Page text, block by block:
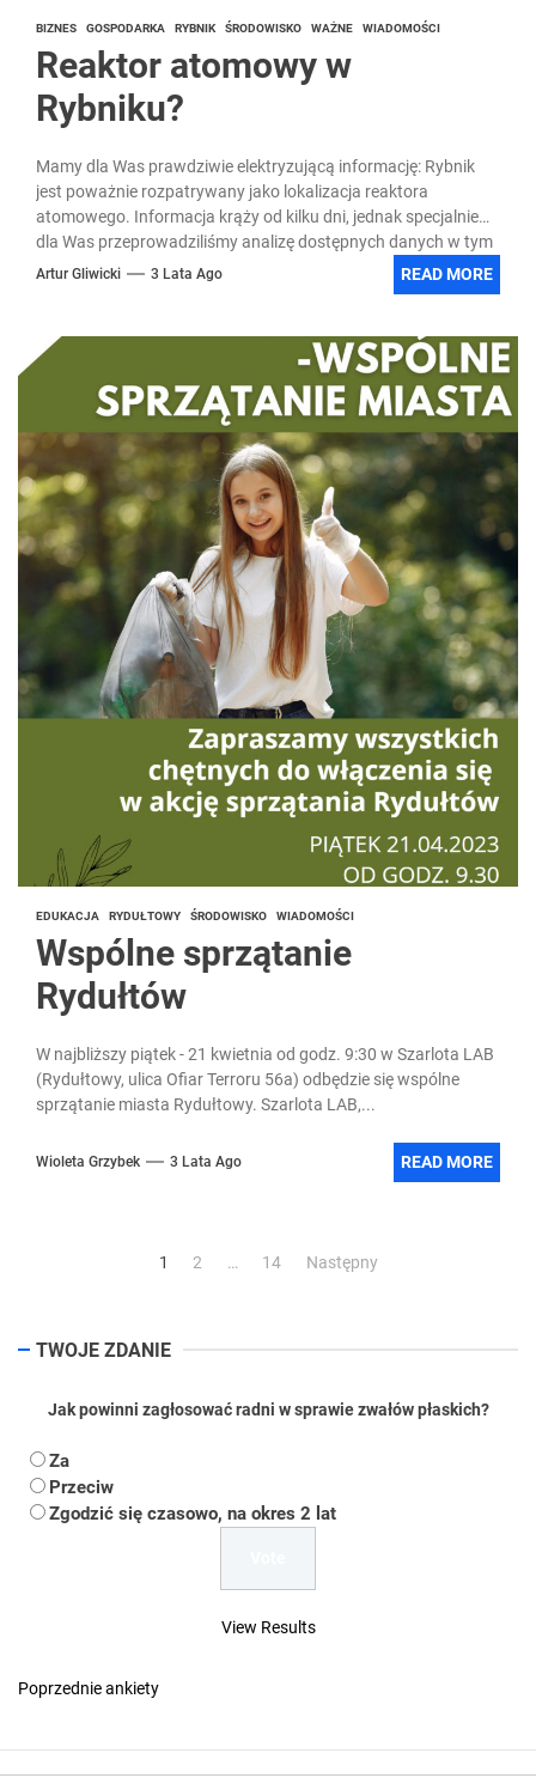
BIZNES GOSPODARKA RYBNIK ŚRODOWISKO WAŻNE WIADOMOŚCI
Reaktor atomowy w
Rybniku?
Mamy dla Was prawdziwie elektryzującą informację: Rybnik
jest poważnie rozpatrywany jako lokalizacja reaktora
atomowego. Informacja krąży od kilku dni, jednak specjalnie
dla Was przeprowadziliśmy analizę dostępnych danych w tym
temacie.
Artur Gliwicki 3 Lata Ago READ MORE
EDUKACJA RYDUŁTOWY ŚRODOWISKO WIADOMOŚCI
Wspólne sprzątanie
Rydułtów
W najbliższy piątek - 21 kwietnia od godz. 9:30 w Szarlota LAB
(Rydułtowy, ulica Ofiar Terroru 56a) odbędzie się wspólne
sprzątanie miasta Rydułtowy. Szarlota LAB,...
Wioleta Grzybek 3 Lata Ago READ MORE
Stronicowanie1 2 … 14 Następny
TWOJE ZDANIE
Jak powinni zagłosować radni w sprawie zwałów płaskich?
Za
Przeciw
Zgodzić się czasowo, na okres 2 lat
View Results
Poprzednie ankiety